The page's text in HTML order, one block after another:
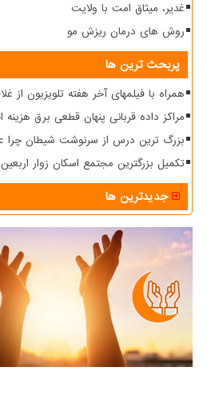
غدیر، میثاق امت با ولایت
روش های درمان ریزش مو
پربحث ترین ها
همراه با فیلمهای آخر هفته تلویزیون از
مراکز داده قربانی پنهان قطعی برق هزینه
بزرگ ترین درس از سرنوشت شیطان چرا
تکمیل بزرگترین مجتمع اسکان زوار اربعین
جدیدترین ها